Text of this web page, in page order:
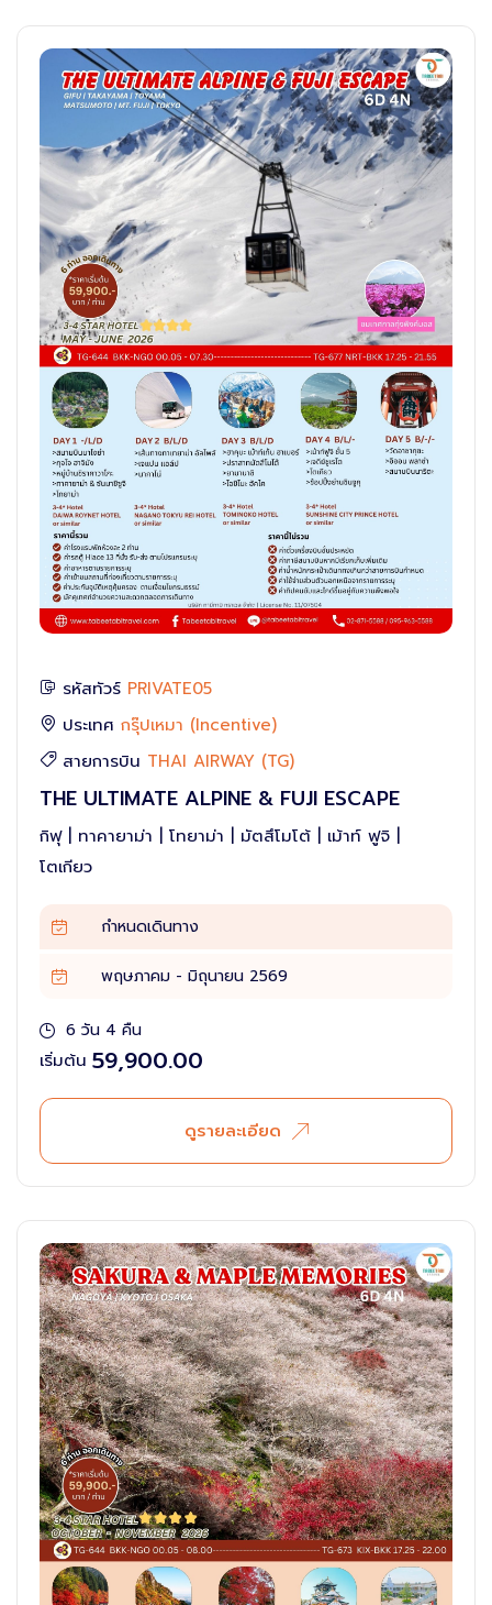
รหัสทัวร์ PRIVATE05
ประเทศ กรุ๊ปเหมา (Incentive)
สายการบิน THAI AIRWAY (TG)
THE ULTIMATE ALPINE & FUJI ESCAPE
กิฟุ | ทาคายาม่า | โทยาม่า | มัตสึโมโต้ | เม้าท์ ฟูจิ |
โตเกียว
กำหนดเดินทาง
พฤษภาคม - มิถุนายน 2569
6 วัน 4 คืน
เริ่มต้น 59,900.00
ดูรายละเอียด